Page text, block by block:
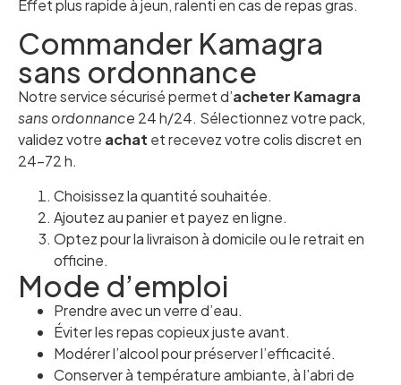
Effet plus rapide à jeun, ralenti en cas de repas gras.
Commander Kamagra
sans ordonnance
Notre service sécurisé permet d’acheter Kamagra
sans ordonnance 24 h/24. Sélectionnez votre pack,
validez votre achat et recevez votre colis discret en
24–72 h.
Choisissez la quantité souhaitée.
Ajoutez au panier et payez en ligne.
Optez pour la livraison à domicile ou le retrait en
officine.
Mode d’emploi
Prendre avec un verre d’eau.
Éviter les repas copieux juste avant.
Modérer l’alcool pour préserver l’efficacité.
Conserver à température ambiante, à l’abri de